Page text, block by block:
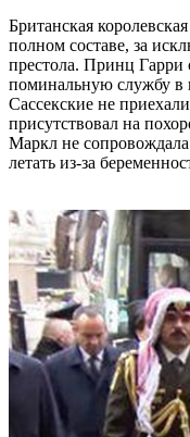
Британская
полном составе, за
престола. Принц Гарри
поминальную службу в
Сассекские не
присутствовал на
Маркл не сопровождала
летать из-за